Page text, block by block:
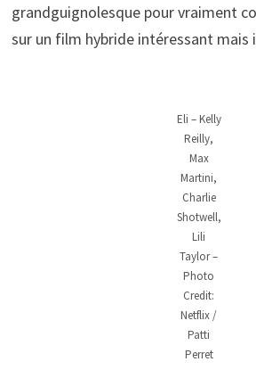
grandguignolesque pour vraiment
sur un film hybride intéressant mais
Eli – Kelly
Reilly,
Max
Martini,
Charlie
Shotwell,
Lili
Taylor –
Photo
Credit:
Netflix /
Patti
Perret